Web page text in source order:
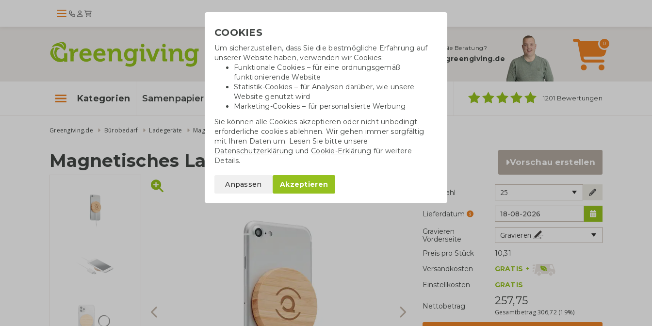
Benötigen Sie Beratung?
info@greengiving.de
0
Kategorien Samenpapier Baumwolltaschen 1201 Bewertungen
Greengiving.de Bürobedarf Ladegeräte Magnetisches Ladegerät
Magnetisches Ladegerät Vorschau erstellen
Stückzahl 25
Lieferdatum
Gravieren
Vorderseite
Gravieren
Preis pro Stück
10,31
Versandkosten
GRATIS +
Einstellkosten
GRATIS
Nettobetrag 257,75
Gesamtbetrag306,72 (19%)
COOKIES
Um sicherzustellen, dass Sie die bestmögliche Erfahrung auf
unserer Website haben, verwenden wir Cookies:
Funktionale Cookies – für eine ordnungsgemäß
funktionierende Website
Statistik-Cookies – für Analysen darüber, wie unsere
Website genutzt wird
Marketing-Cookies – für personalisierte Werbung
Sie können alle Cookies akzeptieren oder nicht unbedingt
erforderliche cookies ablehnen. Wir gehen immer sorgfältig
mit Ihren Daten um. Lesen Sie bitte unsere
Datenschutzerklärung und Cookie-Erklärung für weitere
Details.
Anpassen Akzeptieren